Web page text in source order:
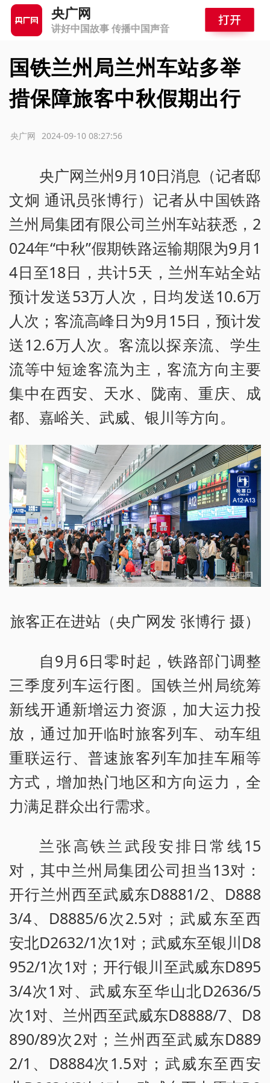
央广网
讲好中国故事 传播中国声音
国铁兰州局兰州车站多举
措保障旅客中秋假期出行
2024-09-10 08:27:56
央广网
央广网兰州9月10日消息（记者邸
文炯 通讯员张博行）记者从中国铁路
兰州局集团有限公司兰州车站获悉，2
024年“中秋”假期铁路运输期限为9月1
4日至18日，共计5天，兰州车站全站
预计发送53万人次，日均发送10.6万
人次；客流高峰日为9月15日，预计发
送12.6万人次。客流以探亲流、学生
流等中短途客流为主，客流方向主要
集中在西安、天水、陇南、重庆、成
都、嘉峪关、武威、银川等方向。
旅客正在进站（央广网发 张博行 摄）
自9月6日零时起，铁路部门调整
三季度列车运行图。国铁兰州局统筹
新线开通新增运力资源，加大运力投
放，通过加开临时旅客列车、动车组
重联运行、普速旅客列车加挂车厢等
方式，增加热门地区和方向运力，全
力满足群众出行需求。
兰张高铁兰武段安排日常线15
对，其中兰州局集团公司担当13对：
开行兰州西至武威东D8881/2、D888
3/4、D8885/6次2.5对；武威东至西
安北D2632/1次1对；武威东至银川D8
952/1次1对；开行银川至武威东D895
3/4次1对、武威东至华山北D2636/5
次1对、兰州西至武威东D8888/7、D8
890/89次2对；兰州西至武威东D889
2/1、D8884次1.5对；武威东至西安